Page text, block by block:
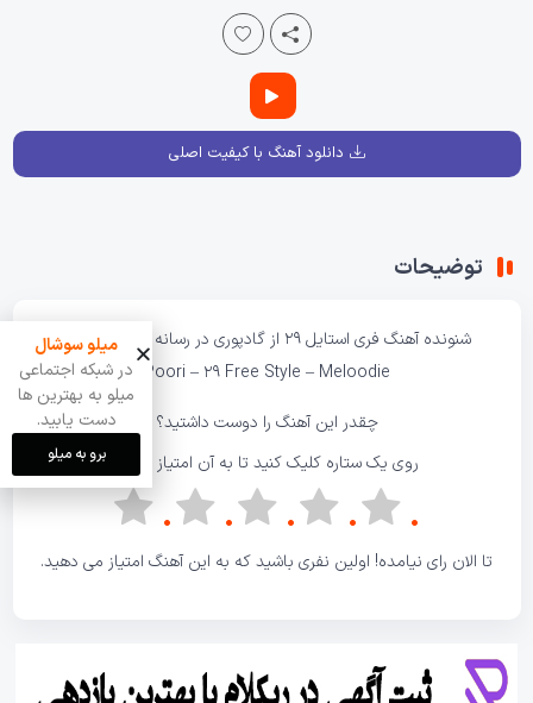
دانلود آهنگ با کیفیت اصلی
توضیحات
شنونده آهنگ فری استایل 29 از گادپوری در رسانه ملودیباشید.
Poori – 29 Free Style – Meloodie
چقدر این آهنگ را دوست داشتید؟
روی یک ستاره کلیک کنید تا به آن امتیاز دهید!
تا الان رای نیامده! اولین نفری باشید که به این آهنگ امتیاز می دهید.
میلو سوشال
در شبکه اجتماعی
میلو به بهترین ها
دست یابید.
برو به میلو